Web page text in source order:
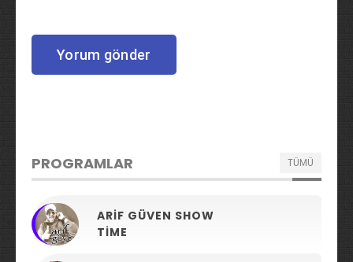
PROGRAMLAR TÜMÜ
ARIF GÜVEN SHOW
TIME